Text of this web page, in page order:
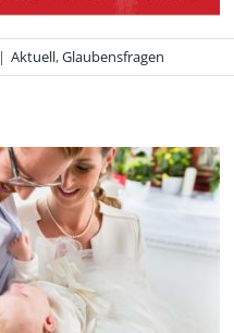
| Aktuell,Glaubensfragen